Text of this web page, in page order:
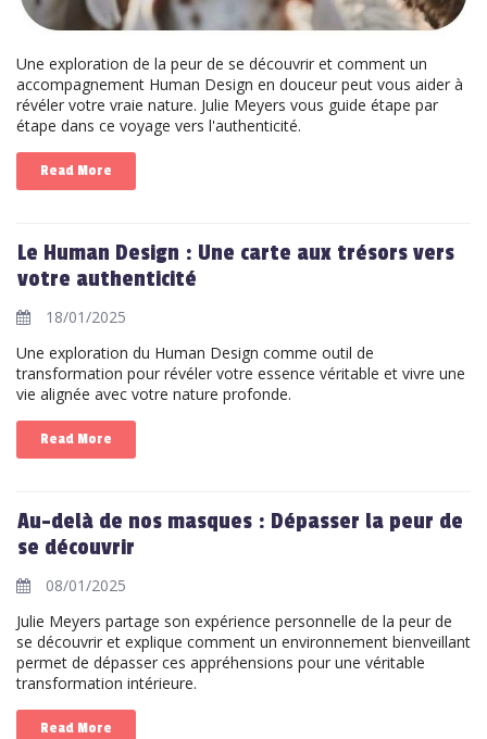
Une exploration de la peur de se découvrir et comment un
accompagnement Human Design en douceur peut vous aider à
révéler votre vraie nature. Julie Meyers vous guide étape par
étape dans ce voyage vers l'authenticité.
Read More
Le Human Design : Une carte aux trésors vers
votre authenticité
18/01/2025
Une exploration du Human Design comme outil de
transformation pour révéler votre essence véritable et vivre une
vie alignée avec votre nature profonde.
Read More
Au-delà de nos masques : Dépasser la peur de
se découvrir
08/01/2025
Julie Meyers partage son expérience personnelle de la peur de
se découvrir et explique comment un environnement bienveillant
permet de dépasser ces appréhensions pour une véritable
transformation intérieure.
Read More